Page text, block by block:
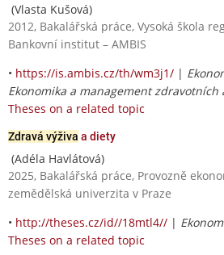
(Vlasta Kušová)
2012, Bakalářská práce, Vysoká škola
Bankovní institut – AMBIS
• https://is.ambis.cz/th/wm3j1/ |
Ekonomika a management zdravotních
Theses on a related topic
Zdravá výživa a diety
(Adéla Havlátová)
2025, Bakalářská práce, Provozně
zemědělská univerzita v Praze
• http://theses.cz/id//18mtl4// |
Theses on a related topic